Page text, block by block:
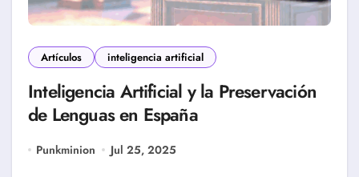
Artículos inteligencia artificial
Inteligencia Artificial y la Preservación
de Lenguas en España
Punkminion Jul 25, 2025